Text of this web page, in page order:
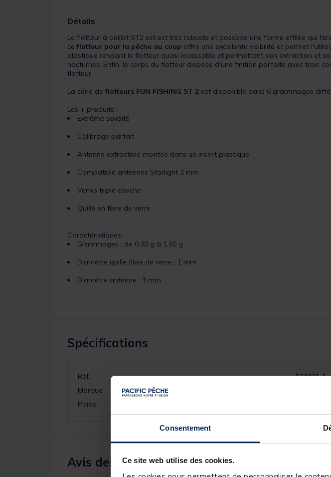
Consentement
Ce site web utilise des cookies.
Détails
Le flotteur à oeillet ST2 est est très robuste et possède une forme effilée qui
ce flotteur pour la pêche au coup offre une excellente visibilité et permet
plastique rendant le flotteur quasi incassable et permettant son extraction et
nocturnes. Enfin, le corps du flotteur dispose d'une finition parfaite avec trois
flotteur.
La série de flotteurs FUN FISHING ST 2 est disponible dans 6 grammages
Les + produits :
Extrême solidité
Calibrage parfait
Antenne extractible montée dans un insert plastique
Compatible antennes Starlight 3 mm
Vernis triple couche
Quille en fibre de verre
Caractéristiques :
Grammages : de 0,30 g à 1.50 g
Diamètre quille fibre de verre : 1 mm
Diamètre antenne : 3 mm
Spécifications
Réf.
123471-1
Marque
Poids
Avis des pêcheurs